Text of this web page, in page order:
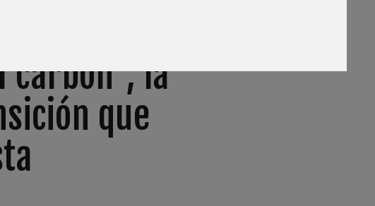
carbón", la
que